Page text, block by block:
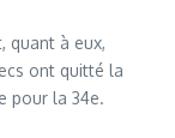
quant à eux,
ont quitté la
pour la 34e.